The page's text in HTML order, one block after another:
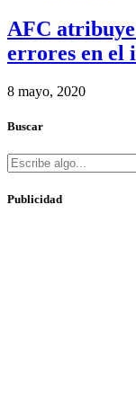
AFC atribuye
errores en el
8 mayo, 2020
Buscar
Publicidad